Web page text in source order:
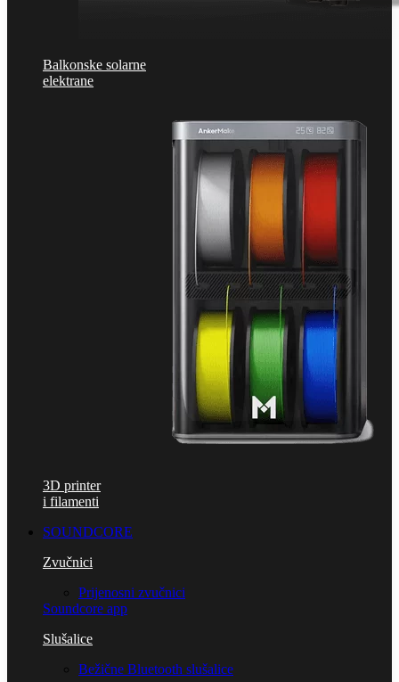
Balkonske solarne
elektrane
3D printer
i filamenti
SOUNDCORE
Zvučnici
Prijenosni zvučnici
Soundcore app
Slušalice
Bežične Bluetooth slušalice